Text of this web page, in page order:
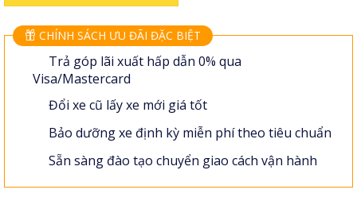
CHÍNH SÁCH ƯU ĐÃI ĐẶC BIỆT
Trả góp lãi xuất hấp dẫn 0% qua
Visa/Mastercard
Đổi xe cũ lấy xe mới giá tốt
Bảo dưỡng xe định kỳ miễn phí theo tiêu chuẩn
Sẵn sàng đào tạo chuyển giao cách vận hành